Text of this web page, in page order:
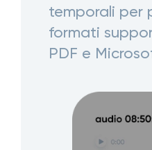
temporali per
formati
PDF e